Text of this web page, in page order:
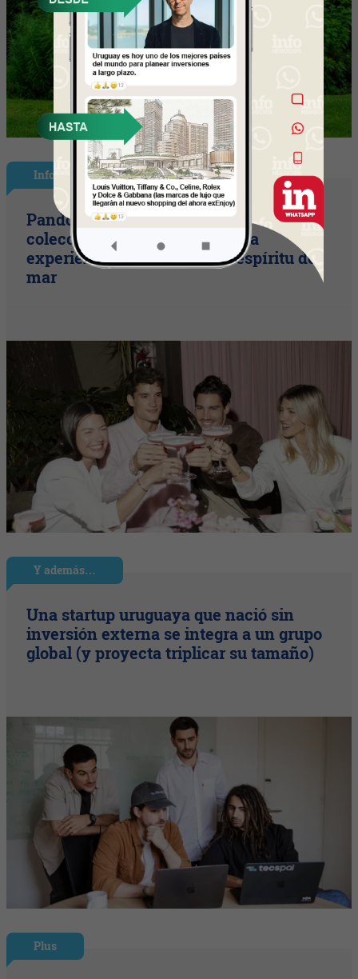
InfoStyle
Pandora presentó sus nuevas
colecciones de verano con una
experiencia inspirada en el espíritu del
mar
Y además…
Una startup uruguaya que nació sin
inversión externa se integra a un grupo
global (y proyecta triplicar su tamaño)
Plus